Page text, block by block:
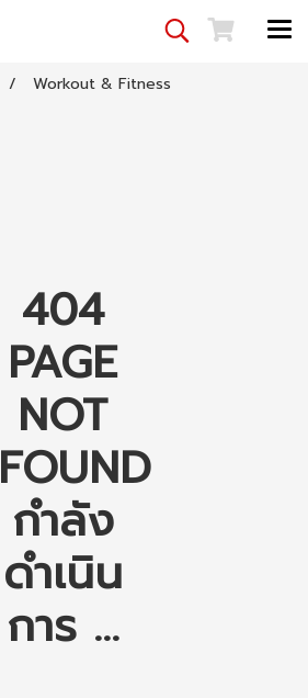
Workout & Fitness
404
PAGE
NOT
FOUND
กำลัง
ดำเนิน
การ ...